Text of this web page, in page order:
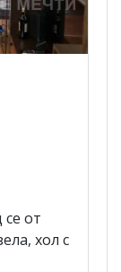
от
хол с